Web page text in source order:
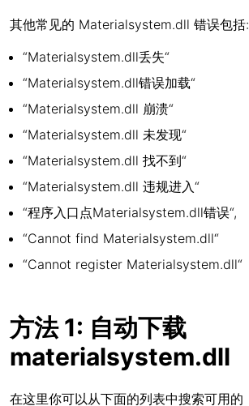
其他常见的 Materialsystem.dll 错误包括:
“Materialsystem.dll丢失“
“Materialsystem.dll错误加载“
“Materialsystem.dll 崩溃“
“Materialsystem.dll 未发现“
“Materialsystem.dll 找不到“
“Materialsystem.dll 违规进入“
“程序入口点Materialsystem.dll错误“,
“Cannot find Materialsystem.dll“
“Cannot register Materialsystem.dll“
方法 1: 自动下载
materialsystem.dll
在这里你可以从下面的列表中搜索可用的